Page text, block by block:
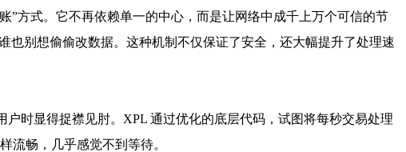
”方式。它不再依赖单一的中心，而是让网络中成千上万个可信的节
别想偷偷改数据。这种机制不仅保证了安全，还大幅提升了处理速
时显得捉襟见肘。XPL 通过优化的底层代码，试图将每秒交易处理
流畅，几乎感觉不到等待。